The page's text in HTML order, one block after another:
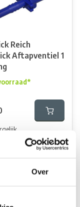
Over
Reich
Aftapventiel 1